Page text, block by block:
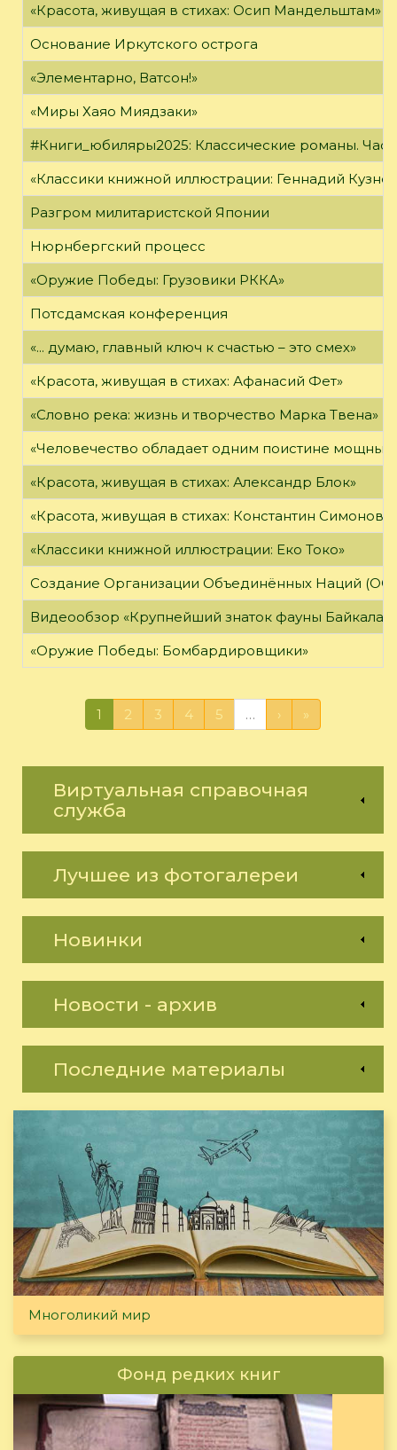
«Красота, живущая в стихах: Осип Мандельштам»
Основание Иркутского острога
«Элементарно, Ватсон!»
«Миры Хаяо Миядзаки»
#Книги_юбиляры2025: Классические романы.
«Классики книжной иллюстрации: Геннадий
Разгром милитаристской Японии
Нюрнбергский процесс
«Оружие Победы: Грузовики РККА»
Потсдамская конференция
«... думаю, главный ключ к счастью – это смех»
«Красота, живущая в стихах: Афанасий Фет»
«Словно река: жизнь и творчество Марка Твена»
«Человечество обладает одним поистине
«Красота, живущая в стихах: Александр Блок»
«Красота, живущая в стихах: Константин Симонов»
«Классики книжной иллюстрации: Еко Токо»
Создание Организации Объединённых Наций
Видеообзор «Крупнейший знаток фауны Байкала»
«Оружие Победы: Бомбардировщики»
1 2 3 4 5 … › »
Виртуальная справочная
служба
Лучшее из фотогалереи
Новинки
Новости - архив
Последние материалы
Многоликий мир
Фонд редких книг